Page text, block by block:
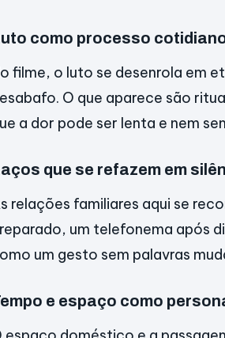
como processo
filme, o luto se desenrola em
O que aparece são
a dor pode ser lenta e nem
que se refazem em
relações familiares aqui se
um telefonema após
um gesto sem palavras
e espaço como